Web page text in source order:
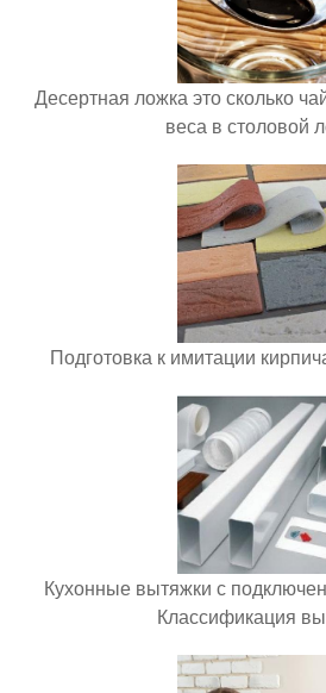
Десертная ложка это сколько
веса в столовой
Подготовка к имитации
Кухонные вытяжки с
Классификация